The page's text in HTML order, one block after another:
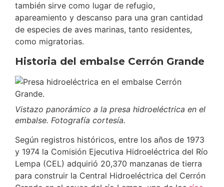
también sirve como lugar de refugio,
apareamiento y descanso para una gran cantidad
de especies de aves marinas, tanto residentes,
como migratorias.
Historia del embalse Cerrón Grande
Vistazo panorámico a la presa hidroeléctrica en el
embalse. Fotografía cortesía.
Según registros históricos, entre los años de 1973
y 1974 la Comisión Ejecutiva Hidroeléctrica del Río
Lempa (CEL) adquirió 20,370 manzanas de tierra
para construir la Central Hidroeléctrica del Cerrón